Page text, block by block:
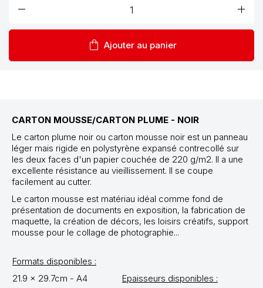
remove add
shopping_bag Ajouter au panier
CARTON MOUSSE/CARTON PLUME - NOIR
Le carton plume noir ou carton mousse noir est un panneau
léger mais rigide en polystyrène expansé contrecollé sur
les deux faces d'un papier couchée de 220 g/m2. Il a une
excellente résistance au vieillissement. Il se coupe
facilement au cutter.
Le carton mousse est matériau idéal comme fond de
présentation de documents en exposition, la fabrication de
maquette, la création de décors, les loisirs créatifs, support
mousse pour le collage de photographie...
Formats disponibles :
21.9 x 29.7cm - A4
Epaisseurs disponibles :